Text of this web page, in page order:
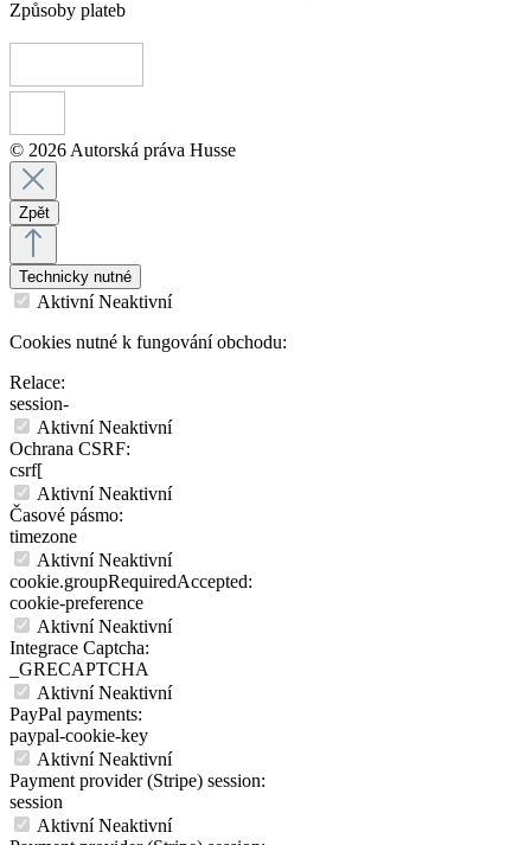
Způsoby plateb
© 2026 Autorská práva Husse
Zpět
Technicky nutné
Aktivní Neaktivní
Cookies nutné k fungování obchodu:
Relace:
session-
Aktivní Neaktivní
Ochrana CSRF:
csrf[
Aktivní Neaktivní
Časové pásmo:
timezone
Aktivní Neaktivní
cookie.groupRequiredAccepted:
cookie-preference
Aktivní Neaktivní
Integrace Captcha:
_GRECAPTCHA
Aktivní Neaktivní
PayPal payments:
paypal-cookie-key
Aktivní Neaktivní
Payment provider (Stripe) session:
session
Aktivní Neaktivní